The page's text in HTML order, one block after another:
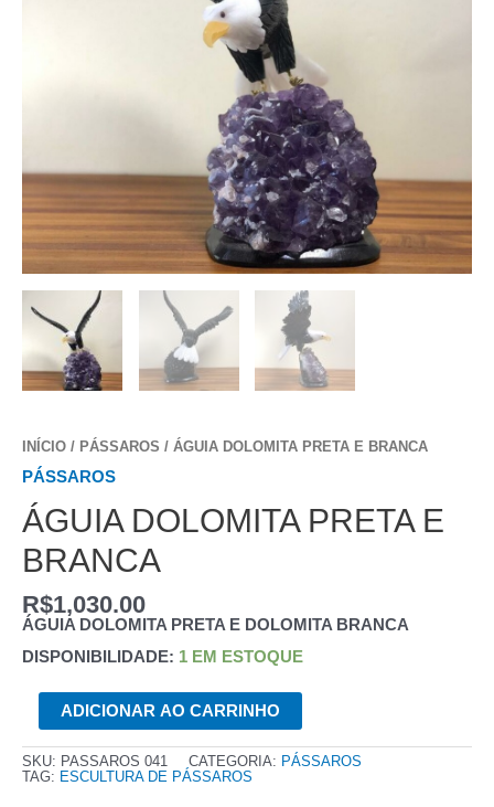
INÍCIO / PÁSSAROS / ÁGUIA DOLOMITA PRETA E BRANCA
PÁSSAROS
ÁGUIA DOLOMITA PRETA E
BRANCA
R$1,030.00
ÁGUIA DOLOMITA PRETA E DOLOMITA BRANCA
DISPONIBILIDADE: 1 EM ESTOQUE
ÁGUIA
DOLOMITA
PRETA
E
BRANCA
QUANTIDADE
ADICIONAR AO CARRINHO
SKU: PASSAROS 041 CATEGORIA: PÁSSAROS
TAG: ESCULTURA DE PÁSSAROS